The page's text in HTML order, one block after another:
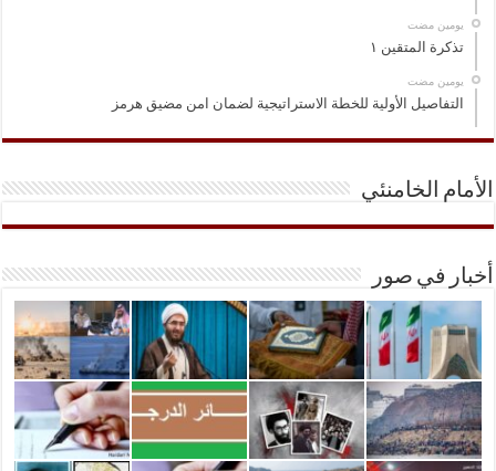
‏يومين مضت
تذكرة المتقين ١
‏يومين مضت
التفاصيل الأولية للخطة الاستراتيجية لضمان امن مضيق هرمز
الأمام الخامنئي
أخبار في صور